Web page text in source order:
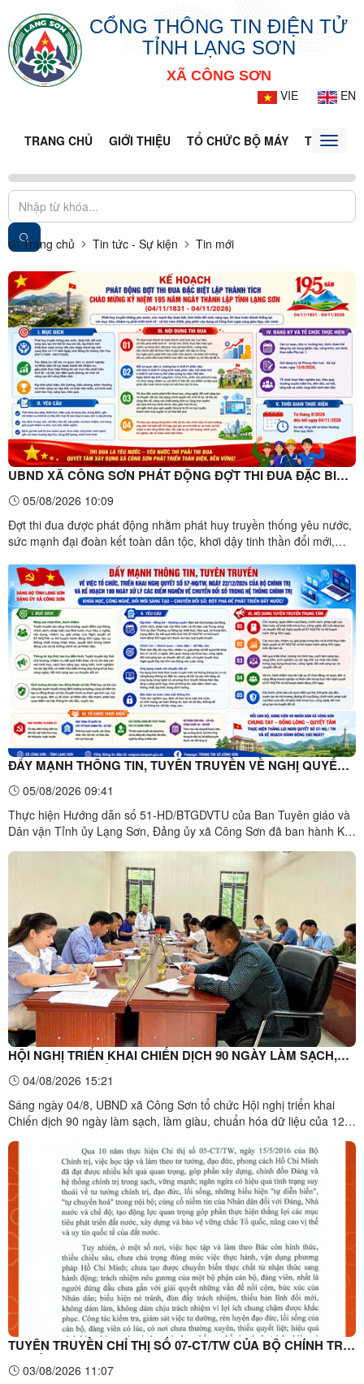
CỔNG THÔNG TIN ĐIỆN TỬ
TỈNH LẠNG SƠN
XÃ CÔNG SƠN
VIE
EN
TRANG CHỦ GIỚI THIỆU TỔ CHỨC BỘ MÁY TIN TỨC -
Toggle
Trang chủ Tin tức - Sự kiện Tin mới
UBND XÃ CÔNG SƠN PHÁT ĐỘNG ĐỢT THI ĐUA ĐẶC BIỆT
CHÀO MỪNG 195 NĂM NGÀY THÀNH LẬP TỈNH LẠNG SƠN
05/08/2026 10:09
Đợt thi đua được phát động nhằm phát huy truyền thống yêu nước,
sức mạnh đại đoàn kết toàn dân tộc, khơi dậy tinh thần đổi mới,
người lao động và các tầng lớp Nhân dân; tạo khí thế thi đua sôi
nổi, góp phần thực hiện thắng lợi các ...
ĐẨY MẠNH THÔNG TIN, TUYÊN TRUYỀN VỀ NGHỊ QUYẾT
SỐ 57-NQ/TW VÀ KẾ HOẠCH HÀNH ĐỘNG 100 NGÀY XỬ LÝ
CÁC ĐIỂM NGHẼN VỀ CHUYỂN ĐỔI SỐ TRONG HỆ THỐNG
CHÍNH TRỊ
05/08/2026 09:41
Thực hiện Hướng dẫn số 51-HD/BTGDVTU của Ban Tuyên giáo và
Dân vận Tỉnh ủy Lạng Sơn, Đảng ủy xã Công Sơn đã ban hành Kế
Nghị quyết số 57-NQ/TW ngày 22/12/2024 của Bộ Chính trị về đột
phá phát triển khoa học, công nghệ, đổi mới sáng ...
HỘI NGHỊ TRIỂN KHAI CHIẾN DỊCH 90 NGÀY LÀM SẠCH,
LÀM GIÀU, CHUẨN HÓA DỮ LIỆU CHUYÊN NGÀNH Y TẾ
XÃ CÔNG SƠN
04/08/2026 15:21
Sáng ngày 04/8, UBND xã Công Sơn tổ chức Hội nghị triển khai
Chiến dịch 90 ngày làm sạch, làm giàu, chuẩn hóa dữ liệu của 12
có lãnh đạo UBND xã; đại diện lãnh đạo các cơ quan chuyên môn;
Công an xã; Trạm Y tế xã; công chức phụ trách ...
TUYÊN TRUYỀN CHỈ THỊ SỐ 07-CT/TW CỦA BỘ CHÍNH TRỊ
VỀ ĐẨY MẠNH HỌC TẬP, THỰC HÀNH TƯ TƯỞNG, ĐẠO
ĐỨC, PHƯƠNG PHÁP, PHONG CÁCH HỒ CHÍ MINH TRONG
03/08/2026 11:07